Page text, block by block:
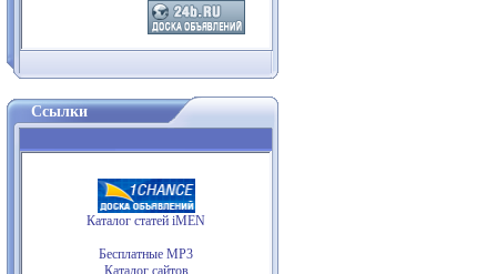
Ссылки
Каталог статей iMEN
Бесплатные MP3
Каталог сайтов